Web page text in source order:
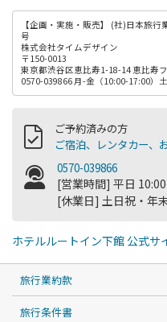
【企画・実施・販売】
(社)日本旅行
号
株式会社タイムデザイン
〒150-0013
東京都渋谷区恵比寿1-18-14 恵比寿
0570-039866 月-金（10:00-17:00）
ご予約済みの方
ご宿泊、レンタカー、
0570-039866
[営業時間] 平日
[休業日] 土日祝・年
ホテルルートイン下館 公式サ
旅行業約款
旅行条件書